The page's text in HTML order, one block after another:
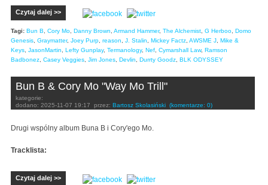
Czytaj dalej >>
Tagi: Bun B Cory Mo Danny Brown Armand Hammer, The Alchemist G Herboo Domo
Genesis Graymatter, Joey Purp reason J. Stalin Mickey Factz AWSME J Mike &
Keys JasonMartin Lefty Gunplay, Termanology, Nef Cymarshall Law, Ramson
Badbonez Casey Veggies Jim Jones Devlin Durrty Goodz BLK ODYSSEY
Bun B & Cory Mo "Way Mo Trill"
kategorie:
dodano: 2025-11-07 19:17 przez: Bartosz Skolasiński (komentarze: 0)
Drugi wspólny album Buna B i Cory'ego Mo.
Tracklista:
Czytaj dalej >>